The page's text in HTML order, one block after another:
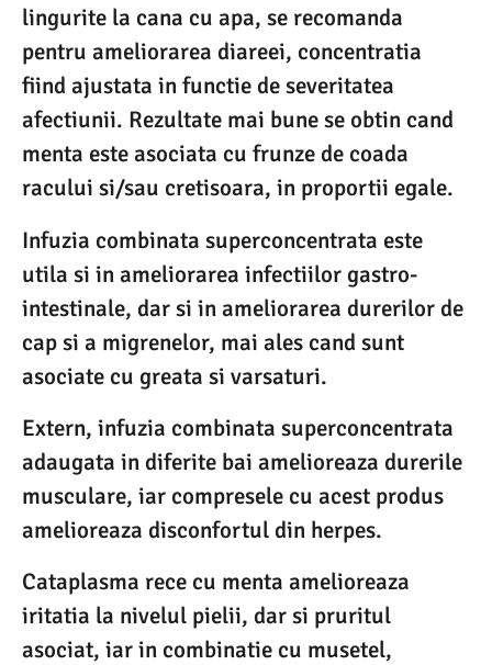
lingurite la cana cu apa, se recomanda
pentru ameliorarea diareei, concentratia
fiind ajustata in functie de severitatea
afectiunii. Rezultate mai bune se obtin cand
menta este asociata cu frunze de coada
racului si/sau cretisoara, in proportii egale.
Infuzia combinata superconcentrata este
utila si in ameliorarea infectiilor gastro-
intestinale, dar si in ameliorarea durerilor de
cap si a migrenelor, mai ales cand sunt
asociate cu greata si varsaturi.
Extern, infuzia combinata superconcentrata
adaugata in diferite bai amelioreaza durerile
musculare, iar compresele cu acest produs
amelioreaza disconfortul din herpes.
Cataplasma rece cu menta amelioreaza
iritatia la nivelul pielii, dar si pruritul
asociat, iar in combinatie cu musetel,